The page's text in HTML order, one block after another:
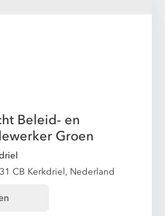
Beleid- en
Groen
CB Kerkdriel, Nederland